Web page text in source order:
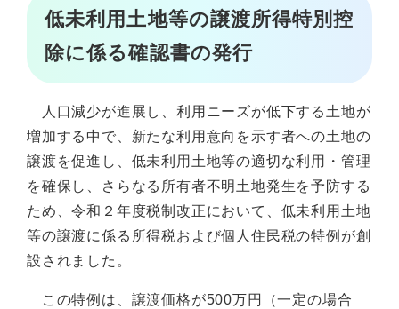
低未利用土地等の譲渡所得特別控
除に係る確認書の発行
人口減少が進展し、利用ニーズが低下する土地が
増加する中で、新たな利用意向を示す者への土地の
譲渡を促進し、低未利用土地等の適切な利用・管理
を確保し、さらなる所有者不明土地発生を予防する
ため、令和２年度税制改正において、低未利用土地
等の譲渡に係る所得税および個人住民税の特例が創
設されました。
この特例は、譲渡価格が500万円（一定の場合